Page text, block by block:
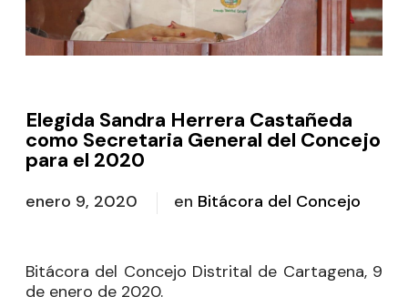
Elegida Sandra Herrera Castañeda
como Secretaria General del Concejo
para el 2020
enero 9, 2020 en Bitácora del Concejo
Bitácora del Concejo Distrital de Cartagena, 9
de enero de 2020.